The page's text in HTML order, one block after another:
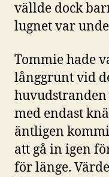
vällde dock
lugnet var
Tommie hade
långgrunt vid
huvudstranden
med endast
äntligen
att gå in igen
för länge.